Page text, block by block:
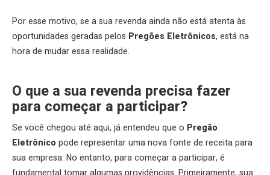
Por esse motivo, se a sua revenda ainda não está atenta às
oportunidades geradas pelos Pregões Eletrônicos, está na
hora de mudar essa realidade.
O que a sua revenda precisa fazer
para começar a participar?
Se você chegou até aqui, já entendeu que o Pregão
Eletrônico pode representar uma nova fonte de receita para
sua empresa. No entanto, para começar a participar, é